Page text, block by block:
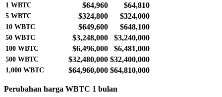
1 WBTC $64,960 $64,810
5 WBTC $324,800 $324,000
10 WBTC $649,600 $648,100
50 WBTC $3,248,000 $3,240,000
100 WBTC $6,496,000 $6,481,000
500 WBTC $32,480,000 $32,400,000
1,000 WBTC $64,960,000 $64,810,000
Perubahan harga WBTC 1 bulan